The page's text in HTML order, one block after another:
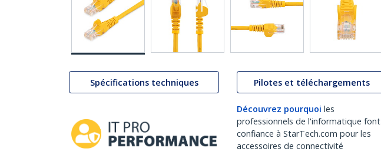
Spécifications techniques Pilotes et téléchargements
Découvrez pourquoi les
professionnels de l'informatique font
confiance à StarTech.com pour les
accessoires de connectivité